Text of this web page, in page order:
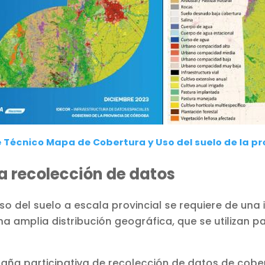
Técnico Mapa de Cobertura y Uso del suelo de la
recolección de datos
del suelo a escala provincial se requiere de
amplia distribución geográfica, que se utilizan